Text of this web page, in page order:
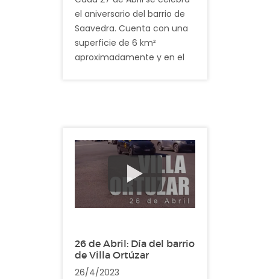
el aniversario del barrio de
Saavedra. Cuenta con una
superficie de 6 km²
aproximadamente y en el
fuera Presidente de la
Primera Junta establecida el
25 de Mayo de 1810, Cornelio
Saavedra.
cotidianas del barrio
Saavedra
26 de Abril: Día del barrio
de Villa Ortúzar
26/4/2023